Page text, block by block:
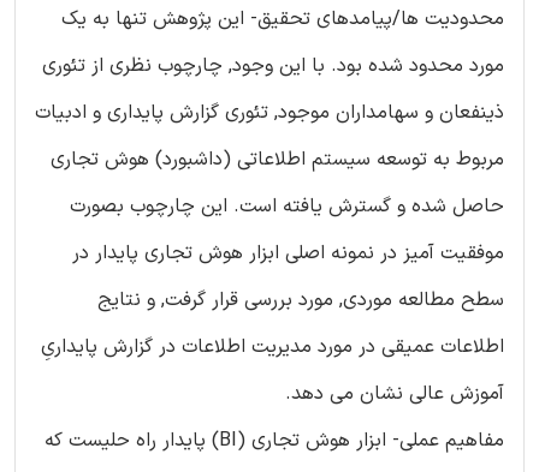
محدودیت ها/پیامدهای تحقیق- این پژوهش تنها به یک
مورد محدود شده بود. با این وجود, چارچوب نظری از تئوری
ذینفعان و سهامداران موجود, تئوری گزارش پایداری و ادبیات
مربوط به توسعه سیستم اطلاعاتی (داشبورد) هوش تجاری
حاصل شده و گسترش یافته است. این چارچوب بصورت
موفقیت آمیز در نمونه اصلی ابزار هوش تجاری پایدار در
سطح مطالعه موردی, مورد بررسی قرار گرفت, و نتایج
اطلاعات عمیقی در مورد مدیریت اطلاعات در گزارش پایداریِ
آموزش عالی نشان می دهد.
مفاهیم عملی- ابزار هوش تجاری (BI) پایدار راه حلیست که